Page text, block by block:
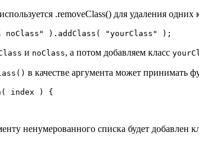
.removeClass() для удаления одних
noClass" ).addClass( "yourClass" );
и noClass, а потом добавляем класс
в качестве аргумента может принимать
index ) {
ненумерованного списка будет добавлен